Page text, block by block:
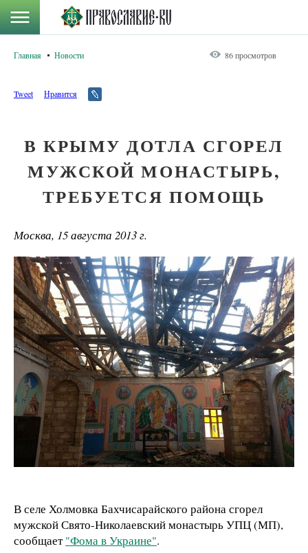
Главная Новости 86 просмотров
Tweet Нравится
В КРЫМУ ДОТЛА СГОРЕЛ
МУЖСКОЙ МОНАСТЫРЬ,
ТРЕБУЕТСЯ ПОМОЩЬ
Москва, 15 августа 2013 г.
В селе Холмовка Бахчисарайского района сгорел
мужской Свято-Николаевский монастырь УПЦ (МП),
сообщает"Фома в Украине".